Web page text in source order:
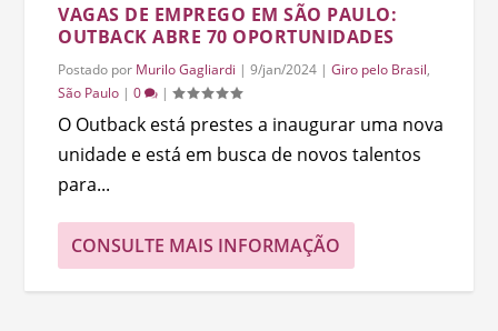
VAGAS DE EMPREGO EM SÃO PAULO:
OUTBACK ABRE 70 OPORTUNIDADES
Postado por Murilo Gagliardi |9/jan/2024 |Giro pelo Brasil,
São Paulo |0 |
O Outback está prestes a inaugurar uma nova
unidade e está em busca de novos talentos
para...
CONSULTE MAIS INFORMAÇÃO